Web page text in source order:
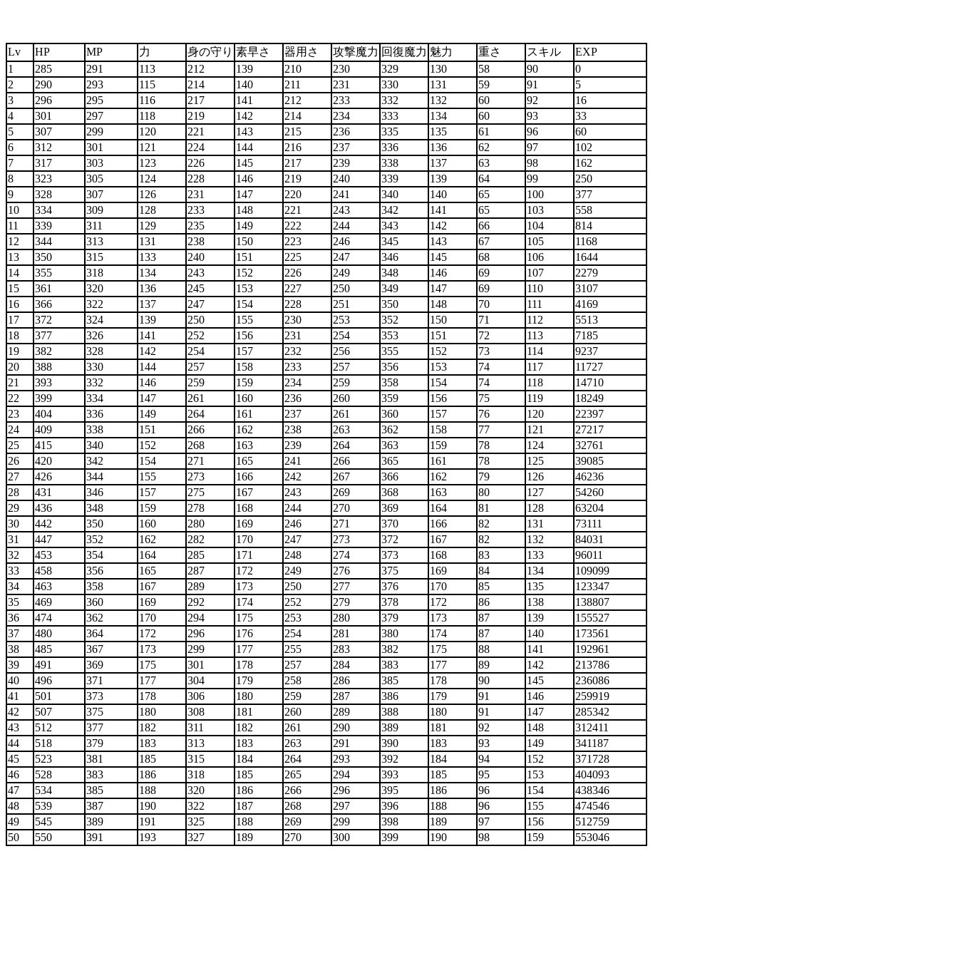
Lv HP MP 力 身の守り 素早さ 器用さ 攻撃魔力 回復魔力 魅力 重さ スキル
EXP
1
285 291 113 212 139 210 230 329 130 58 90
0
2
290 293 115 214 140 211 231 330 131 59 91
5
3
296 295 116 217 141 212 233 332 132 60 92
16
4
301 297 118 219 142 214 234 333 134 60 93
33
5
307 299 120 221 143 215 236 335 135 61 96
60
6
312 301 121 224 144 216 237 336 136 62 97
102
7
317 303 123 226 145 217 239 338 137 63 98
162
8
323 305 124 228 146 219 240 339 139 64 99
250
9
328 307 126 231 147 220 241 340 140 65 100
377
10
334 309 128 233 148 221 243 342 141 65 103
558
11
339 311 129 235 149 222 244 343 142 66 104
814
12
344 313 131 238 150 223 246 345 143 67 105
1168
13
350 315 133 240 151 225 247 346 145 68 106
1644
14
355 318 134 243 152 226 249 348 146 69 107
2279
15
361 320 136 245 153 227 250 349 147 69 110
3107
16
366 322 137 247 154 228 251 350 148 70 111
4169
17
372 324 139 250 155 230 253 352 150 71 112
5513
18
377 326 141 252 156 231 254 353 151 72 113
7185
19
382 328 142 254 157 232 256 355 152 73 114
9237
20
388 330 144 257 158 233 257 356 153 74 117
11727
21
393 332 146 259 159 234 259 358 154 74 118
14710
22
399 334 147 261 160 236 260 359 156 75 119
18249
23
404 336 149 264 161 237 261 360 157 76 120
22397
24
409 338 151 266 162 238 263 362 158 77 121
27217
25
415 340 152 268 163 239 264 363 159 78 124
32761
26
420 342 154 271 165 241 266 365 161 78 125
39085
27
426 344 155 273 166 242 267 366 162 79 126
46236
28
431 346 157 275 167 243 269 368 163 80 127
54260
29
436 348 159 278 168 244 270 369 164 81 128
63204
30
442 350 160 280 169 246 271 370 166 82 131
73111
31
447 352 162 282 170 247 273 372 167 82 132
84031
32
453 354 164 285 171 248 274 373 168 83 133
96011
33
458 356 165 287 172 249 276 375 169 84 134
109099
34
463 358 167 289 173 250 277 376 170 85 135
123347
35
469 360 169 292 174 252 279 378 172 86 138
138807
36
474 362 170 294 175 253 280 379 173 87 139
155527
37
480 364 172 296 176 254 281 380 174 87 140
173561
38
485 367 173 299 177 255 283 382 175 88 141
192961
39
491 369 175 301 178 257 284 383 177 89 142
213786
40
496 371 177 304 179 258 286 385 178 90 145
236086
41
501 373 178 306 180 259 287 386 179 91 146
259919
42
507 375 180 308 181 260 289 388 180 91 147
285342
43
512 377 182 311 182 261 290 389 181 92 148
312411
44
518 379 183 313 183 263 291 390 183 93 149
341187
45
523 381 185 315 184 264 293 392 184 94 152
371728
46
528 383 186 318 185 265 294 393 185 95 153
404093
47
534 385 188 320 186 266 296 395 186 96 154
438346
48
539 387 190 322 187 268 297 396 188 96 155
474546
49
545 389 191 325 188 269 299 398 189 97 156
512759
50
550 391 193 327 189 270 300 399 190 98 159 553046